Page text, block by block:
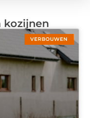
kozijnen
VERBOUWEN